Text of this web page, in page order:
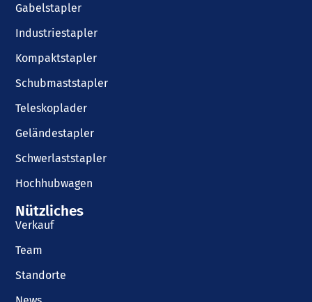
Gabelstapler
Industriestapler
Kompaktstapler
Schubmaststapler
Teleskoplader
Geländestapler
Schwerlaststapler
Hochhubwagen
Nützliches
Verkauf
Team
Standorte